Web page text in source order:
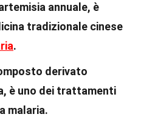
annuale, è
tradizionale cinese
.
derivato
è uno dei trattamenti
malaria.